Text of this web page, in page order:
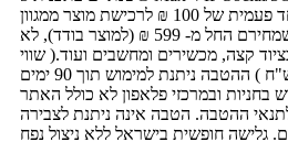
המחיר ₪99 לחודש. הטבה חד פעמית של 100 ₪ לרכישת מוצר ממגוון
מוצרים ספציפיים בפלאפון שמחירם החל מ- 599 ₪ (למוצר בודד), לא
קצה, מכשירים ומחשבים ועוד.( שווי
ההטבה באילת 82 ש"ח ) ההטבה ניתנת למימוש תוך 90 ימים
בחניות ובמרכזי פלאפון לא כולל האתר
לתנאי ההטבה. הטבה אינה ניתנת לצבירה
גלישה חופשית בישראל ללא ניצול נפח